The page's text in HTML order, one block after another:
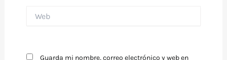
Guarda mi nombre, correo electrónico y web en